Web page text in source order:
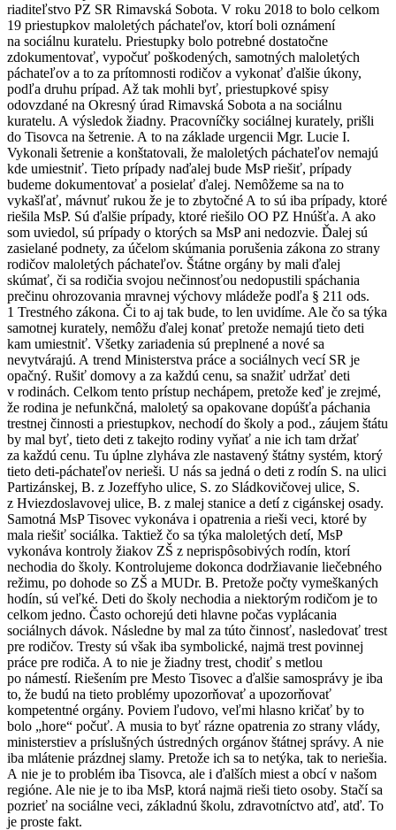
riaditeľstvo PZ SR Rimavská Sobota. V roku 2018 to bolo celkom
19 priestupkov maloletých páchateľov, ktorí boli oznámení
na sociálnu kuratelu. Priestupky bolo potrebné dostatočne
zdokumentovať, vypočuť poškodených, samotných maloletých
páchateľov a to za prítomnosti rodičov a vykonať ďalšie úkony,
podľa druhu prípad. Až tak mohli byť, priestupkové spisy
odovzdané na Okresný úrad Rimavská Sobota a na sociálnu
kuratelu. A výsledok žiadny. Pracovníčky sociálnej kurately, prišli
do Tisovca na šetrenie. A to na základe urgencii Mgr. Lucie I.
Vykonali šetrenie a konštatovali, že maloletých páchateľov nemajú
kde umiestniť. Tieto prípady naďalej bude MsP riešiť, prípady
budeme dokumentovať a posielať ďalej. Nemôžeme sa na to
vykašľať, mávnuť rukou že je to zbytočné A to sú iba prípady, ktoré
riešila MsP. Sú ďalšie prípady, ktoré riešilo OO PZ Hnúšťa. A ako
som uviedol, sú prípady o ktorých sa MsP ani nedozvie. Ďalej sú
zasielané podnety, za účelom skúmania porušenia zákona zo strany
rodičov maloletých páchateľov. Štátne orgány by mali ďalej
skúmať, či sa rodičia svojou nečinnosťou nedopustili spáchania
prečinu ohrozovania mravnej výchovy mládeže podľa § 211 ods.
1 Trestného zákona. Či to aj tak bude, to len uvidíme. Ale čo sa týka
samotnej kurately, nemôžu ďalej konať pretože nemajú tieto deti
kam umiestniť. Všetky zariadenia sú preplnené a nové sa
nevytvárajú. A trend Ministerstva práce a sociálnych vecí SR je
opačný. Rušiť domovy a za každú cenu, sa snažiť udržať deti
v rodinách. Celkom tento prístup nechápem, pretože keď je zrejmé,
že rodina je nefunkčná, maloletý sa opakovane dopúšťa páchania
trestnej činnosti a priestupkov, nechodí do školy a pod., záujem štátu
by mal byť, tieto deti z takejto rodiny vyňať a nie ich tam držať
za každú cenu. Tu úplne zlyháva zle nastavený štátny systém, ktorý
tieto deti-páchateľov nerieši. U nás sa jedná o deti z rodín S. na ulici
Partizánskej, B. z Jozeffyho ulice, S. zo Sládkovičovej ulice, S.
z Hviezdoslavovej ulice, B. z malej stanice a detí z cigánskej osady.
Samotná MsP Tisovec vykonáva i opatrenia a rieši veci, ktoré by
mala riešiť sociálka. Taktiež čo sa týka maloletých detí, MsP
vykonáva kontroly žiakov ZŠ z neprispôsobivých rodín, ktorí
nechodia do školy. Kontrolujeme dokonca dodržiavanie liečebného
režimu, po dohode so ZŠ a MUDr. B. Pretože počty vymeškaných
hodín, sú veľké. Deti do školy nechodia a niektorým rodičom je to
celkom jedno. Často ochorejú deti hlavne počas vyplácania
sociálnych dávok. Následne by mal za túto činnosť, nasledovať trest
pre rodičov. Tresty sú však iba symbolické, najmä trest povinnej
práce pre rodiča. A to nie je žiadny trest, chodiť s metlou
po námestí. Riešením pre Mesto Tisovec a ďalšie samosprávy je iba
to, že budú na tieto problémy upozorňovať a upozorňovať
kompetentné orgány. Poviem ľudovo, veľmi hlasno kričať by to
bolo „hore“ počuť. A musia to byť rázne opatrenia zo strany vlády,
ministerstiev a príslušných ústredných orgánov štátnej správy. A nie
iba mlátenie prázdnej slamy. Pretože ich sa to netýka, tak to neriešia.
A nie je to problém iba Tisovca, ale i ďalších miest a obcí v našom
regióne. Ale nie je to iba MsP, ktorá najmä rieši tieto osoby. Stačí sa
pozrieť na sociálne veci, základnú školu, zdravotníctvo atď, atď. To
je proste fakt.